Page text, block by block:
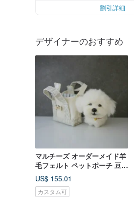
割引詳細
デザイナーのおすすめ
マルチーズ オーダーメイド羊
毛フェルト ペットポーチ 豆豆
（ドゥドゥ）シリーズ
US$ 155.01
カスタム可